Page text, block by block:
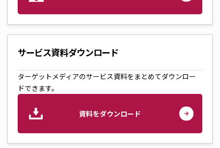
サービス資料ダウンロード
ターゲットメディアのサービス資料をまとめてダウンロー
ドできます。
資料をダウンロード